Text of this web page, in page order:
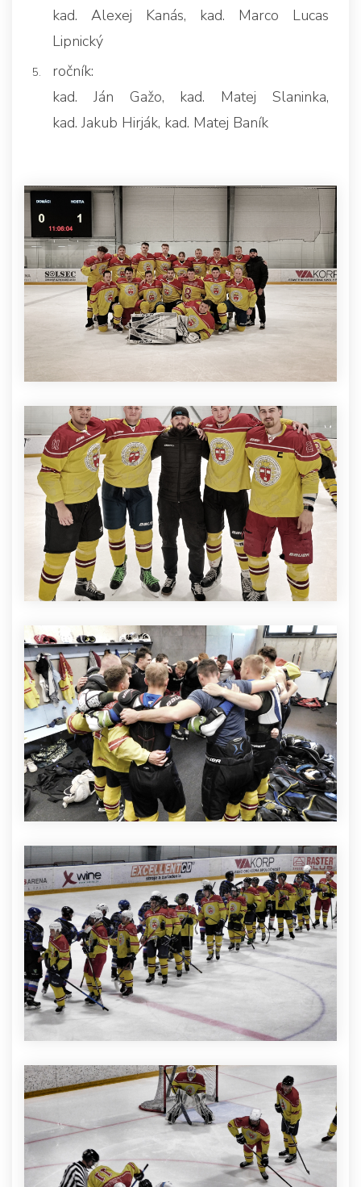
kad. Alexej Kanás, kad. Marco Lucas
Lipnický
ročník:
kad. Ján Gažo, kad. Matej Slaninka,
kad. Jakub Hirják, kad. Matej Baník